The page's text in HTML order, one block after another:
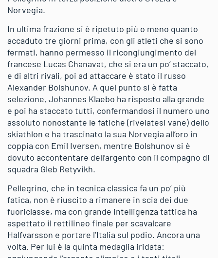
Norvegia.
In ultima frazione si è ripetuto più o meno quanto
accaduto tre giorni prima, con gli atleti che si sono
fermati, hanno permesso il ricongiungimento del
francese Lucas Chanavat, che si era un po’ staccato,
e di altri rivali, poi ad attaccare è stato il russo
Alexander Bolshunov. A quel punto si è fatta
selezione, Johannes Klaebo ha risposto alla grande
e poi ha staccato tutti, confermandosi il numero uno
assoluto nonostante le fatiche (rivelatesi vane) dello
skiathlon e ha trascinato la sua Norvegia all’oro in
coppia con Emil Iversen, mentre Bolshunov si è
dovuto accontentare dell’argento con il compagno di
squadra Gleb Retyvikh.
Pellegrino, che in tecnica classica fa un po’ più
fatica, non è riuscito a rimanere in scia dei due
fuoriclasse, ma con grande intelligenza tattica ha
aspettato il rettilineo finale per scavalcare
Halfvarsson e portare l’Italia sul podio. Ancora una
volta. Per lui è la quinta medaglia iridata: